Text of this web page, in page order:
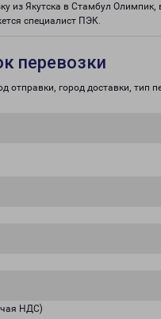
из Якутска в Стамбул
специалист ПЭК.
перевозки
отправки, город доставки, тип
НДС)